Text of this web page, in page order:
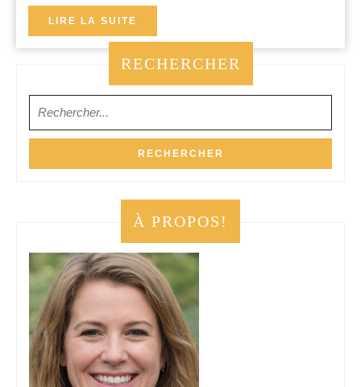
analyse
de
dossier,
solvabilité
garanties
expliquées
LIRE LA SUITE
LA
RECHERCHER
for:
À PROPOS!